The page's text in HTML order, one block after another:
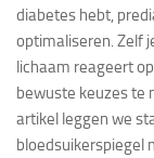
diabetes hebt,
optimaliseren. Zelf
lichaam reageert
bewuste keuzes te
artikel leggen we
bloedsuikerspiegel